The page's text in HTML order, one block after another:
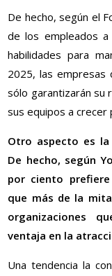
De hecho, según el
de los empleados a
habilidades para
2025, las empresas
sólo garantizarán su
sus equipos a crecer
Otro aspecto es
De hecho, según
por ciento
que más de la
organizaciones
ventaja en la
Una tendencia la